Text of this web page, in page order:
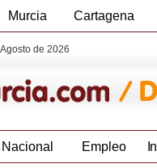
Murcia Cartagena
de 2026
Nacional Empleo